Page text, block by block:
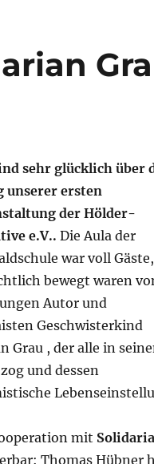
sehr glücklich über
unserer ersten
der Hölder-
e.V.. Die Aula der
war voll Gäste,
bewegt waren
Autor und
Geschwisterkind
Grau , der alle in
und dessen
mit
Thomas Hübner